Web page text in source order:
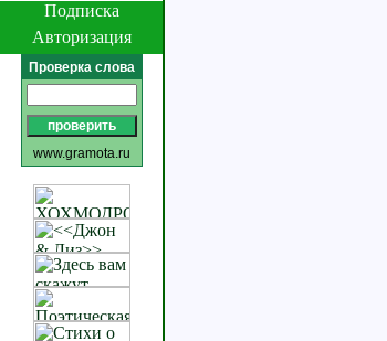
Подписка
Авторизация
Проверка слова
www.gramota.ru